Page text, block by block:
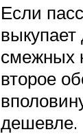
Если
выкупает
смежных
второе
дешевле.